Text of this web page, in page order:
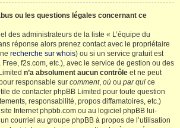
ou les questions légales concernant ce
des administrateurs de la liste « L’équipe du
réponse alors prenez contact avec le propriétaire
recherche sur whois) ou si un service gratuit est
f2s.com, etc.), avec le service de gestion ou des
n’a absolument aucun contrôle et ne peut
responsable sur comment, où ou par qui ce
de contacter phpBB Limited pour toute question
responsabilité, propos diffamatoires, etc.)
Internet phpbb.com ou au logiciel phpBB lui-
courriel au groupe phpBB à propos de l’utilisation